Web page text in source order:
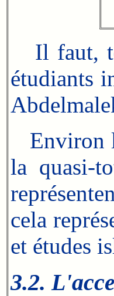
Il faut,
étudiants
Environ
la quasi-
cela
et études
3.2.